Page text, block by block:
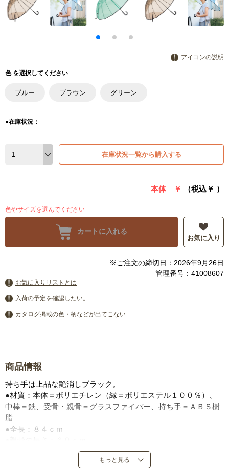
アイコンの説明
色 を選択してください
ブルー ブラウン グリーン
●在庫状況：
在庫状況一覧から購入する
本体 ￥ （税込￥ ）
色やサイズを選んでください
カートに入れる
お気に入り
※ご注文の締切日：2026年9月26日
管理番号：41008607
お気に入りリストとは
入荷の予定を確認したい。
カタログ掲載の色・柄などが出てこない
商品情報
持ち手は上品な艶消しブラック。
●材質：本体＝ポリエチレン（縁＝ポリエステル１００％）、
中棒＝鉄、受骨・親骨＝グラスファイバー、持ち手＝ＡＢＳ樹
脂
●全長：８４ｃｍ
もっと見る